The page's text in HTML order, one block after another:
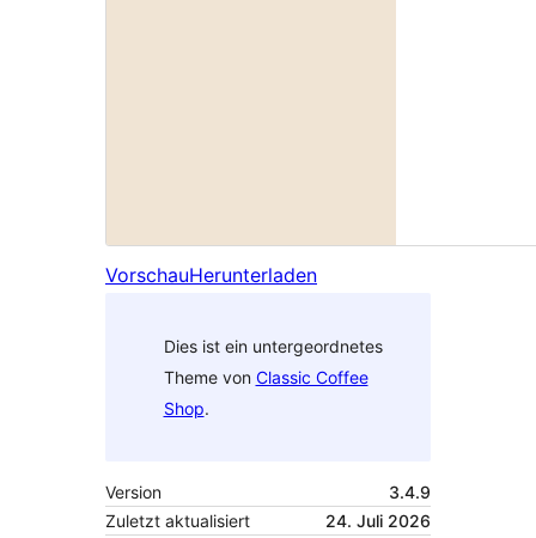
VorschauHerunterladen
Dies ist ein untergeordnetes
Theme von Classic Coffee
Shop.
Version
3.4.9
Zuletzt aktualisiert
24. Juli 2026